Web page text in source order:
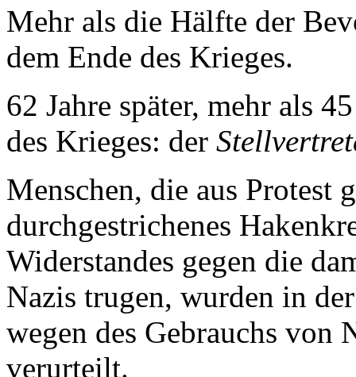
Mehr als die Hälfte der
dem Ende des Krieges.
62 Jahre später, mehr als
des Krieges: der
Menschen, die aus Protest
durchgestrichenes
Widerstandes gegen die
Nazis trugen, wurden in
wegen des Gebrauchs von
verurteilt.